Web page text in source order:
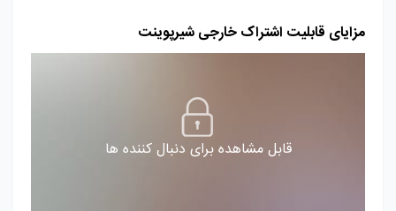
مزایای قابلیت اشتراک خارجی شیرپوینت
قابل مشاهده برای دنبال کننده ها